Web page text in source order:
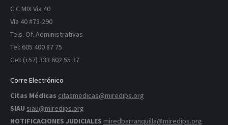
C C MIX Via 40
Vía 40 #73-290
Tels. Of. Administrativas
Tel: 605 400 87 75
Cel: (+57) 333 602 55 37
Corre Electrónico
Citas Médicas citasmedicas@miredips.org
SIAU siau@miredips.org
NOTIFICACIONES JUDICIALES miredbarranquilla@miredips.org